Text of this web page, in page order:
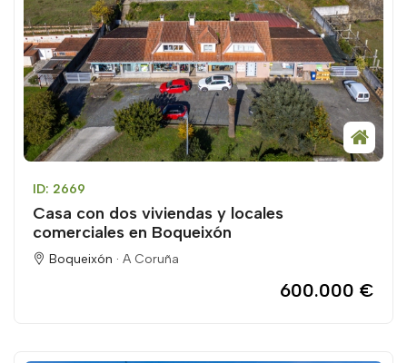
ID: 2669
Casa con dos viviendas y locales
comerciales en Boqueixón
Boqueixón · A Coruña
600.000 €